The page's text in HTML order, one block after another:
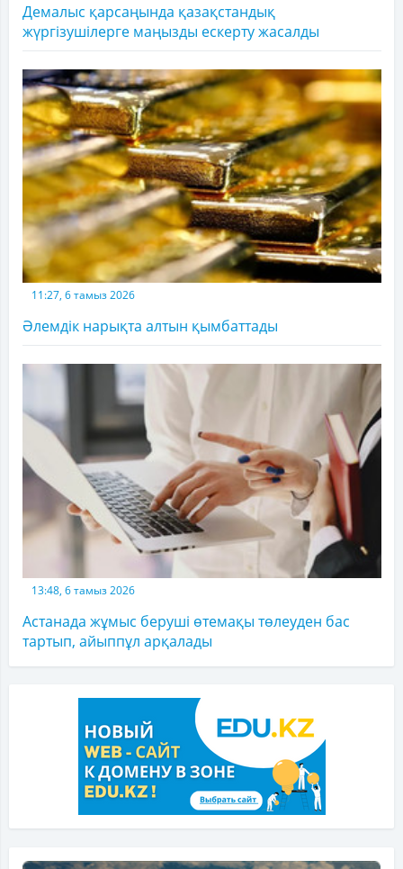
Демалыс қарсаңында қазақстандық
жүргізушілерге маңызды ескерту жасалды
11:27, 6 тамыз 2026
Әлемдік нарықта алтын қымбаттады
13:48, 6 тамыз 2026
Астанада жұмыс беруші өтемақы төлеуден бас
тартып, айыппұл арқалады